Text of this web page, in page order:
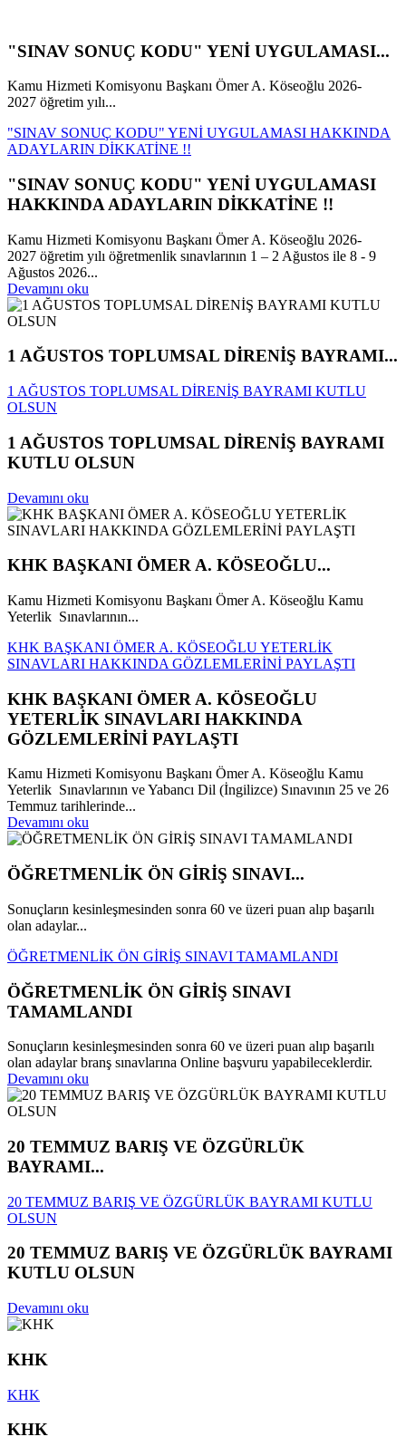
"SINAV SONUÇ KODU" YENİ UYGULAMASI...
Kamu Hizmeti Komisyonu Başkanı Ömer A. Köseoğlu 2026-
2027 öğretim yılı...
"SINAV SONUÇ KODU" YENİ UYGULAMASI HAKKINDA
ADAYLARIN DİKKATİNE !!
"SINAV SONUÇ KODU" YENİ UYGULAMASI
HAKKINDA ADAYLARIN DİKKATİNE !!
Kamu Hizmeti Komisyonu Başkanı Ömer A. Köseoğlu 2026-
2027 öğretim yılı öğretmenlik sınavlarının 1 – 2 Ağustos ile 8 - 9
Ağustos 2026...
Devamını oku
1 AĞUSTOS TOPLUMSAL DİRENİŞ BAYRAMI...
1 AĞUSTOS TOPLUMSAL DİRENİŞ BAYRAMI KUTLU
OLSUN
1 AĞUSTOS TOPLUMSAL DİRENİŞ BAYRAMI
KUTLU OLSUN
Devamını oku
KHK BAŞKANI ÖMER A. KÖSEOĞLU...
Kamu Hizmeti Komisyonu Başkanı Ömer A. Köseoğlu Kamu
Yeterlik Sınavlarının...
KHK BAŞKANI ÖMER A. KÖSEOĞLU YETERLİK
SINAVLARI HAKKINDA GÖZLEMLERİNİ PAYLAŞTI
KHK BAŞKANI ÖMER A. KÖSEOĞLU
YETERLİK SINAVLARI HAKKINDA
GÖZLEMLERİNİ PAYLAŞTI
Kamu Hizmeti Komisyonu Başkanı Ömer A. Köseoğlu Kamu
Yeterlik Sınavlarının ve Yabancı Dil (İngilizce) Sınavının 25 ve 26
Temmuz tarihlerinde...
Devamını oku
ÖĞRETMENLİK ÖN GİRİŞ SINAVI...
Sonuçların kesinleşmesinden sonra 60 ve üzeri puan alıp başarılı
olan adaylar...
ÖĞRETMENLİK ÖN GİRİŞ SINAVI TAMAMLANDI
ÖĞRETMENLİK ÖN GİRİŞ SINAVI
TAMAMLANDI
Sonuçların kesinleşmesinden sonra 60 ve üzeri puan alıp başarılı
olan adaylar branş sınavlarına Online başvuru yapabileceklerdir.
Devamını oku
20 TEMMUZ BARIŞ VE ÖZGÜRLÜK
BAYRAMI...
20 TEMMUZ BARIŞ VE ÖZGÜRLÜK BAYRAMI KUTLU
OLSUN
20 TEMMUZ BARIŞ VE ÖZGÜRLÜK BAYRAMI
KUTLU OLSUN
Devamını oku
KHK
KHK
KHK